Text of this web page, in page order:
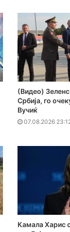
(Видео)
Србија, го
Вучиќ
07.08.2026
Камала Харис